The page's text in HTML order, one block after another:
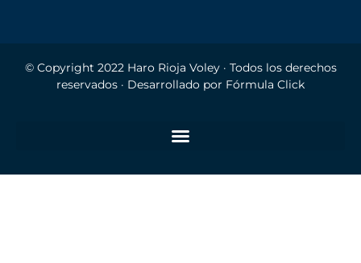
© Copyright 2022 Haro Rioja Voley· Todos los derechos
reservados · Desarrollado por Fórmula Click